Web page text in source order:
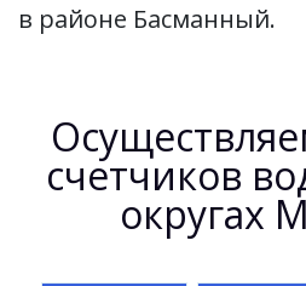
в районе Басманный.
счетчиков
округах